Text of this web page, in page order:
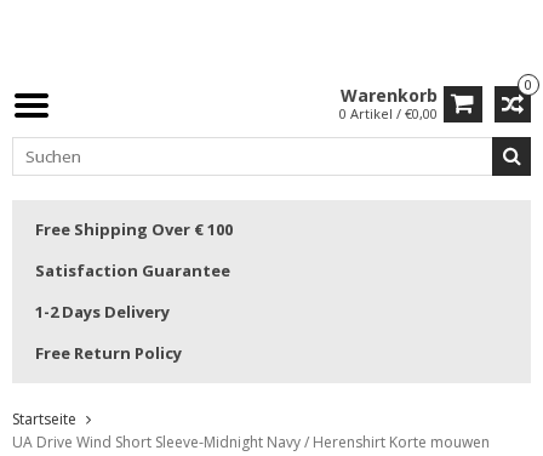
0
Warenkorb
0 Artikel / €0,00
Free Shipping Over € 100
Satisfaction Guarantee
1-2 Days Delivery
Free Return Policy
Startseite
UA Drive Wind Short Sleeve-Midnight Navy / Herenshirt Korte mouwen